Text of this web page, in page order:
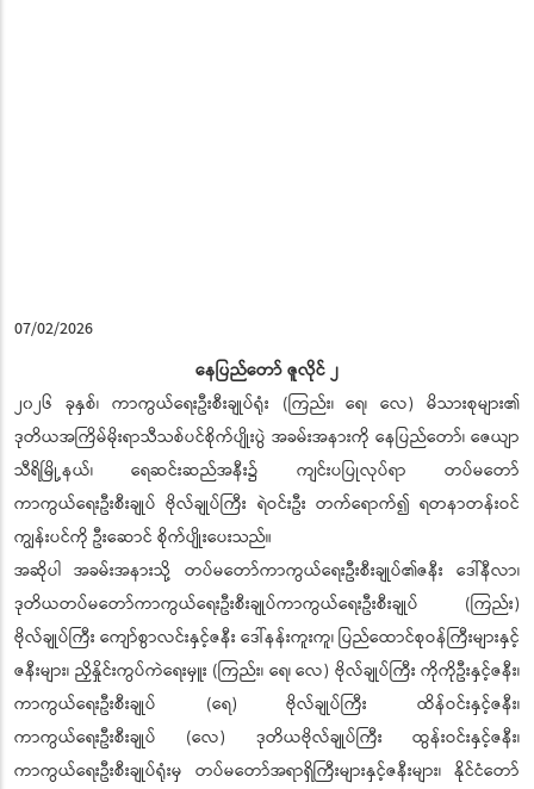
07/02/2026
နေပြည်တော် ဇူလိုင် ၂
၂၀၂၆ ခုနှစ်၊ ကာကွယ်ရေးဦးစီးချုပ်ရုံး (ကြည်း၊ ရေ၊ လေ) မိသားစုများ၏
ဒုတိယအကြိမ်မိုးရာသီသစ်ပင်စိုက်ပျိုးပွဲ အခမ်းအနားကို နေပြည်တော်၊ ဇေယျာ
သီရိမြို့နယ်၊ ရေဆင်းဆည်အနီး၌ ကျင်းပပြုလုပ်ရာ တပ်မတော်
ကာကွယ်ရေးဦးစီးချုပ် ဗိုလ်ချုပ်ကြီး ရဲဝင်းဦး တက်ရောက်၍ ရတနာတန်းဝင်
ကျွန်းပင်ကို ဦးဆောင် စိုက်ပျိုးပေးသည်။
အဆိုပါ အခမ်းအနားသို့ တပ်မတော်ကာကွယ်ရေးဦးစီးချုပ်၏ဇနီး ဒေါ်နီလာ၊
ဒုတိယတပ်မတော်ကာကွယ်ရေးဦးစီးချုပ်ကာကွယ်ရေးဦးစီးချုပ် (ကြည်း)
ဗိုလ်ချုပ်ကြီး ကျော်စွာလင်းနှင့်ဇနီး ဒေါ်နန်းကူးကူ၊ ပြည်ထောင်စုဝန်ကြီးများနှင့်
ဇနီးများ၊ ညှိနှိုင်းကွပ်ကဲရေးမှူး (ကြည်း၊ ရေ၊ လေ) ဗိုလ်ချုပ်ကြီး ကိုကိုဦးနှင့်ဇနီး၊
ကာကွယ်ရေးဦးစီးချုပ် (ရေ) ဗိုလ်ချုပ်ကြီး ထိန်ဝင်းနှင့်ဇနီး၊
ကာကွယ်ရေးဦးစီးချုပ် (လေ) ဒုတိယဗိုလ်ချုပ်ကြီး ထွန်းဝင်းနှင့်ဇနီး၊
ကာကွယ်ရေးဦးစီးချုပ်ရုံးမှ တပ်မတော်အရာရှိကြီးများနှင့်ဇနီးများ၊ နိုင်ငံတော်